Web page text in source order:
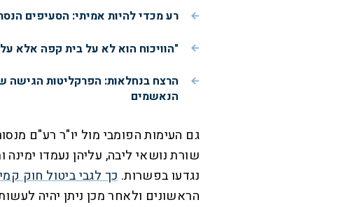
רע מכדי להיות אמיתי: הסעיפים
"הוויכוח הוא לא על בית קפה אלא
הרצח בנחלאות: הפרקליטות הגישה
הנאשמים
גם העימות הפומבי מול יו"ר רע"ם
שורת נושאי ליבה, עליהן נעמדו
נגדעו בפשרות.כך לגבי ביטול חוק
הראשונים ולאחר מכן ניתן יהיה